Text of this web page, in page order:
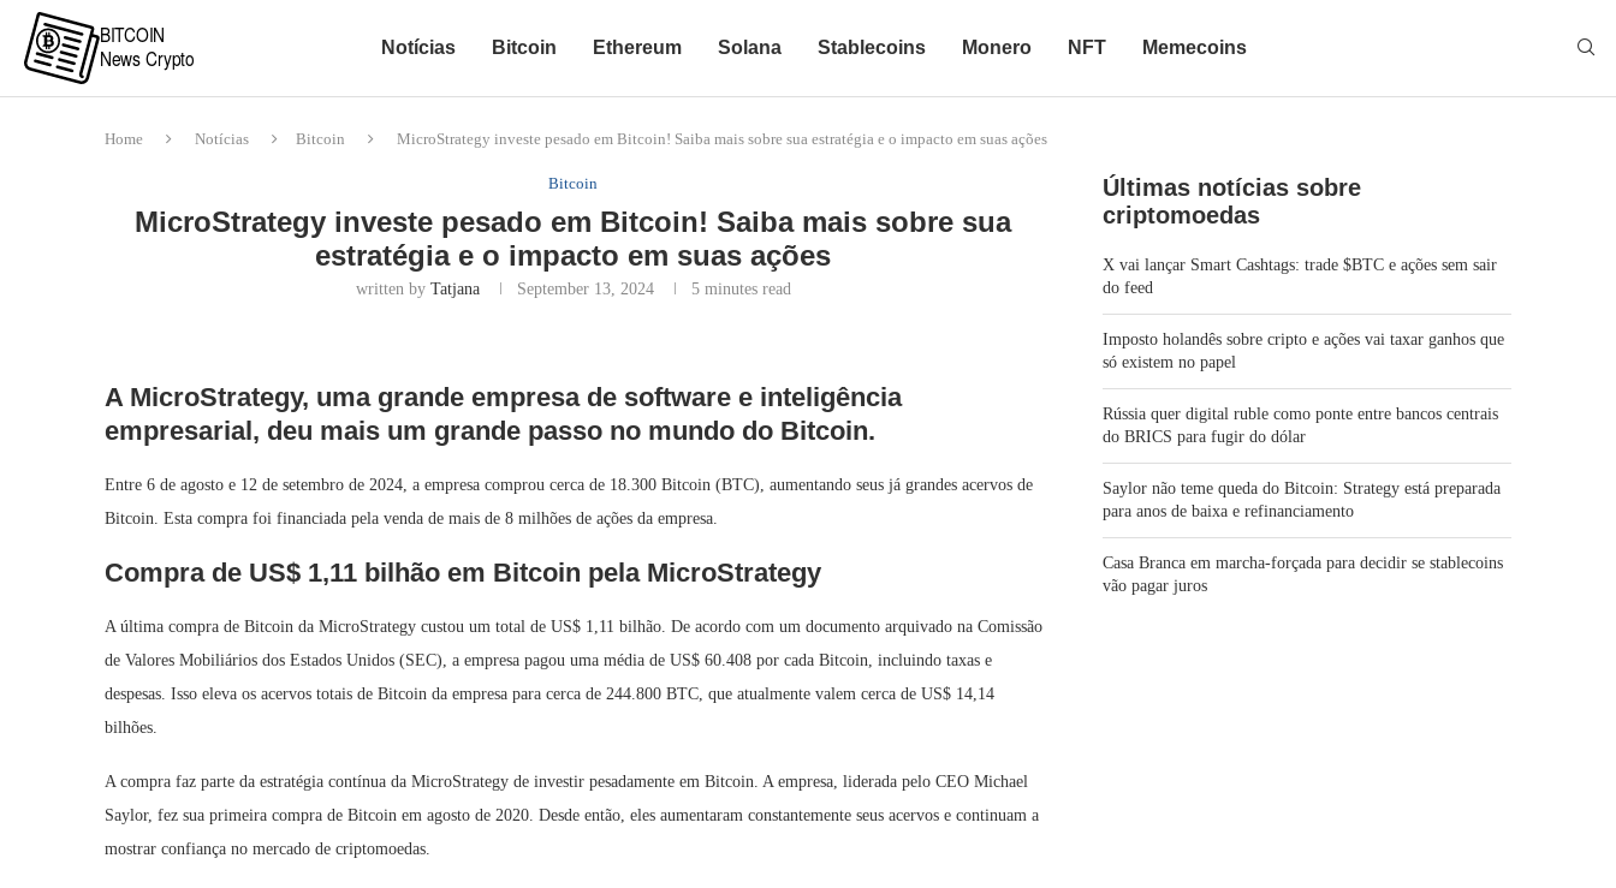
Notícias Bitcoin Ethereum Solana Stablecoins Monero NFT Memecoins
Home Notícias Bitcoin MicroStrategy investe pesado em Bitcoin! Saiba mais sobre sua estratégia e o impacto em suas ações
Bitcoin
MicroStrategy investe pesado em Bitcoin! Saiba mais sobre sua
estratégia e o impacto em suas ações
written by Tatjana September 13, 2024 5 minutes read
A MicroStrategy, uma grande empresa de software e inteligência
empresarial, deu mais um grande passo no mundo do Bitcoin.
Entre 6 de agosto e 12 de setembro de 2024, a empresa comprou cerca de 18.300 Bitcoin (BTC), aumentando seus já grandes acervos de
Bitcoin. Esta compra foi financiada pela venda de mais de 8 milhões de ações da empresa.
Compra de US$ 1,11 bilhão em Bitcoin pela MicroStrategy
A última compra de Bitcoin da MicroStrategy custou um total de US$ 1,11 bilhão. De acordo com um documento arquivado na Comissão
de Valores Mobiliários dos Estados Unidos (SEC), a empresa pagou uma média de US$ 60.408 por cada Bitcoin, incluindo taxas e
despesas. Isso eleva os acervos totais de Bitcoin da empresa para cerca de 244.800 BTC, que atualmente valem cerca de US$ 14,14
bilhões.
A compra faz parte da estratégia contínua da MicroStrategy de investir pesadamente em Bitcoin. A empresa, liderada pelo CEO Michael
Saylor, fez sua primeira compra de Bitcoin em agosto de 2020. Desde então, eles aumentaram constantemente seus acervos e continuam a
mostrar confiança no mercado de criptomoedas.
Últimas notícias sobre
criptomoedas
X vai lançar Smart Cashtags: trade $BTC e ações sem sair
do feed
Imposto holandês sobre cripto e ações vai taxar ganhos que
só existem no papel
Rússia quer digital ruble como ponte entre bancos centrais
do BRICS para fugir do dólar
Saylor não teme queda do Bitcoin: Strategy está preparada
para anos de baixa e refinanciamento
Casa Branca em marcha-forçada para decidir se stablecoins
vão pagar juros